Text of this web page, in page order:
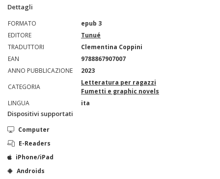
Dettagli
FORMATO
epub 3
EDITORE
Tunué
TRADUTTORI
Clementina Coppini
EAN
9788867907007
ANNO PUBBLICAZIONE
2023
CATEGORIA
Letteratura per ragazzi
Fumetti e graphic novels
LINGUA
ita
Dispositivi supportati
Computer
E-Readers
iPhone/iPad
Androids